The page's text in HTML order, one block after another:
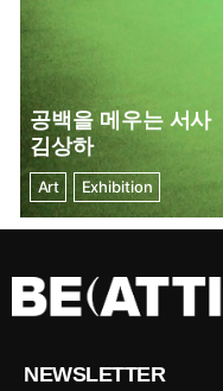
공백을 메우는 서사
김상하
Art Exhibition
NEWSLETTER